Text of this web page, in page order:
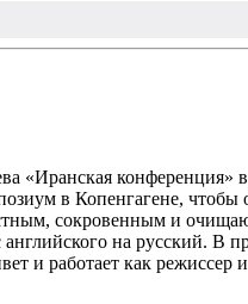
конференция»
в Копенгагене,
сокровенным и
на русский. В
как режиссер и